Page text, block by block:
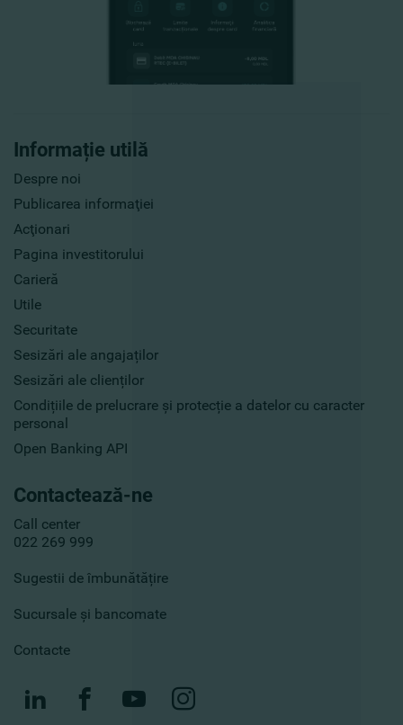
Informație utilă
Despre noi
Publicarea informaţiei
Acţionari
Pagina investitorului
Carieră
Utile
Securitate
Sesizări ale angajaților
Sesizări ale clienților
Condițiile de prelucrare și protecție a datelor cu caracter
personal
Open Banking API
Contactează-ne
Call center
022 269 999
Sugestii de îmbunătățire
Sucursale și bancomate
Contacte